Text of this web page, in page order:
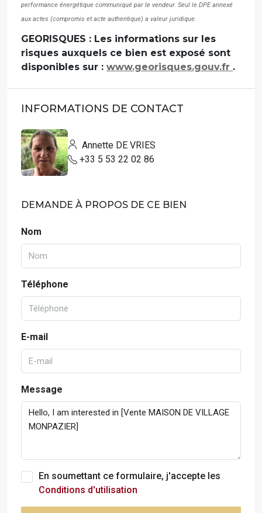
performance énergétique communiqué par le vendeur. Seul le DPE annexé
aux actes (compromis et acte authentique) a valeur juridique.
GEORISQUES : Les informations sur les
risques auxquels ce bien est exposé sont
disponibles sur : www.georisques.gouv.fr .
INFORMATIONS DE CONTACT
Annette DE VRIES
+33 5 53 22 02 86
DEMANDE À PROPOS DE CE BIEN
Nom
Téléphone
E-mail
Message
En soumettant ce formulaire, j'accepte les
Conditions d'utilisation